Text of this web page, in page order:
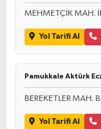
MEHMETÇİK MAH.
Yol Tarifi Al
Pamukkale Aktürk
BEREKETLER MAH.
Yol Tarifi Al